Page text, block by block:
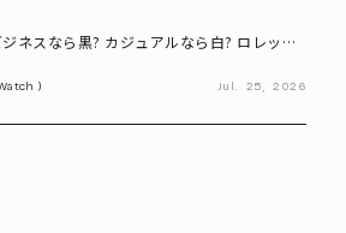
ジネスなら黒? カジュアルなら白? ロレック
Jul. 25, 2026